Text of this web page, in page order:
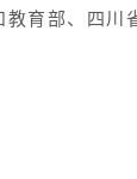
育部、四川